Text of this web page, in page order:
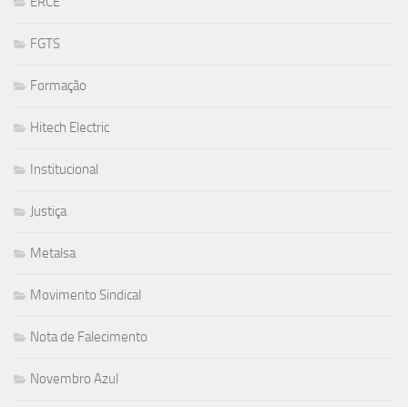
FGTS
Formação
Hitech Electric
Institucional
Justiça
Metalsa
Movimento Sindical
Nota de Falecimento
Novembro Azul